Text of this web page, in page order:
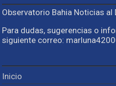
Observatorio Bahia Noticias al
Para dudas, sugerencias o
siguiente correo:
Inicio